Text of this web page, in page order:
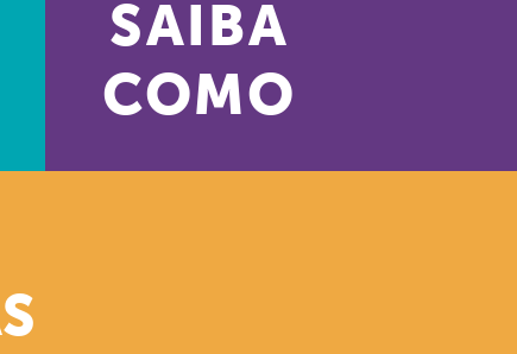
SAIBA
COMO